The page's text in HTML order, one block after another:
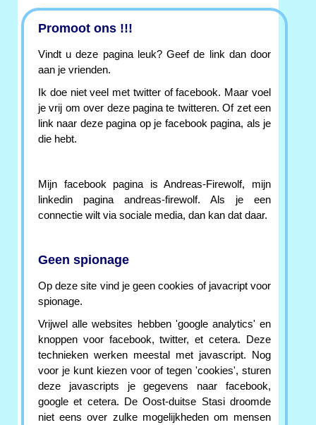
Promoot ons !!!
Vindt u deze pagina leuk? Geef de link dan door
aan je vrienden.
Ik doe niet veel met twitter of facebook. Maar voel
je vrij om over deze pagina te twitteren. Of zet een
link naar deze pagina op je facebook pagina, als je
die hebt.
Mijn facebook pagina is Andreas-Firewolf, mijn
linkedin pagina andreas-firewolf. Als je een
connectie wilt via sociale media, dan kan dat daar.
Geen spionage
Op deze site vind je geen cookies of javacript voor
spionage.
Vrijwel alle websites hebben 'google analytics' en
knoppen voor facebook, twitter, et cetera. Deze
technieken werken meestal met javascript. Nog
voor je kunt kiezen voor of tegen 'cookies', sturen
deze javascripts je gegevens naar facebook,
google et cetera. De Oost-duitse Stasi droomde
niet eens over zulke mogelijkheden om mensen